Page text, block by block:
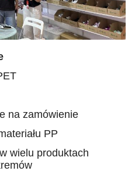
na zamówienie
PP
wielu produktach